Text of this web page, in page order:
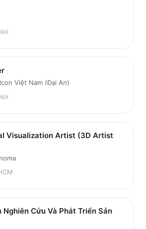
Việt Nam (Đại An)
Visualization Artist (3D Artist
Nghiên Cứu Và Phát Triển Sản